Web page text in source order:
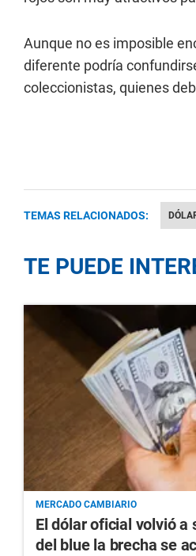
Aunque no es imposible
diferente podría
coleccionistas, quienes
TEMAS RELACIONADOS:
TE PUEDE
MERCADO CAMBIARIO
El dólar oficial volvió a
del blue la brecha se